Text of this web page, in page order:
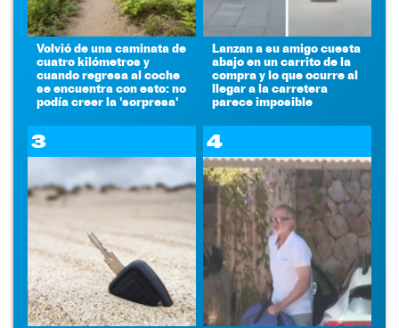
Volvió de una caminata de
cuatro kilómetros y
cuando regresa al coche
se encuentra con esto: no
podía creer la 'sorpresa'
Lanzan a su amigo cuesta
abajo en un carrito de la
compra y lo que ocurre al
llegar a la carretera
parece imposible
3 4